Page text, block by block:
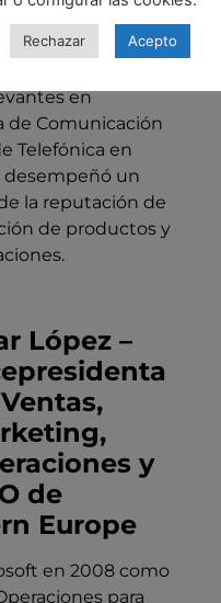
en
de Comunicación
Telefónica en
desempeñó un
la reputación de
de productos y
López –
y
de
Europe
en 2008 como
para
Rechazar Acepto